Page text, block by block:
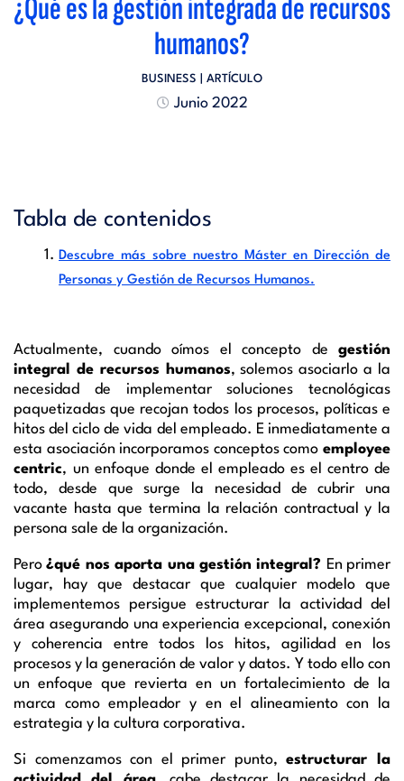
¿Qué es la gestión integrada de recursos
humanos?
BUSINESS | ARTÍCULO
Junio 2022
Tabla de contenidos
Descubre más sobre nuestro Máster en Dirección de
Personas y Gestión de Recursos Humanos.
Actualmente, cuando oímos el concepto de gestión
integral de recursos humanos,solemos asociarlo a la
necesidad de implementar soluciones tecnológicas
paquetizadas que recojan todos los procesos, políticas e
hitos del ciclo de vida del empleado. E inmediatamente a
esta asociación incorporamos conceptos como employee
centric, un enfoque donde el empleado es el centro de
todo, desde que surge la necesidad de cubrir una
vacante hasta que termina la relación contractual y la
persona sale de la organización.
Pero¿qué nos aporta una gestión integral? En primer
lugar,
hay que destacar que cualquier modelo que
implementemos persigue estructurar la actividad del
área asegurando una experiencia excepcional , conexión
y coherencia entre todos los hitos, agilidad en los
procesos y lageneración de valor ydatos. Y todo ello con
un enfoque que revierta en un fortalecimiento de la
marca como empleador y enel alineamiento con la
estrategia y la cultura corporativa.
Si comenzamos con el primer punto,estructurar la